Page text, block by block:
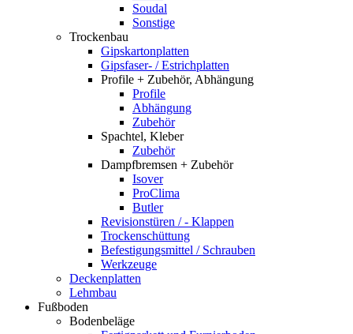
Soudal
Sonstige
Trockenbau
Gipskartonplatten
Gipsfaser- / Estrichplatten
Profile + Zubehör, Abhängung
Profile
Abhängung
Zubehör
Spachtel, Kleber
Zubehör
Dampfbremsen + Zubehör
Isover
ProClima
Butler
Revisionstüren / - Klappen
Trockenschüttung
Befestigungsmittel / Schrauben
Werkzeuge
Deckenplatten
Lehmbau
Fußboden
Bodenbeläge